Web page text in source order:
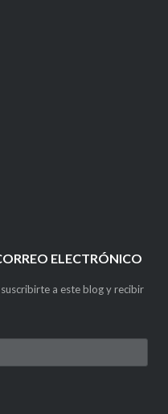
ELECTRÓNICO
a este blog y recibir